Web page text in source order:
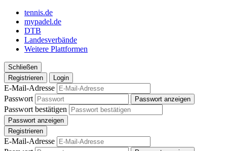
tennis.de
mypadel.de
DTB
Landesverbände
Weitere Plattformen
Schließen
Registrieren
Login
E-Mail-Adresse
Passwort
Passwort anzeigen
Passwort bestätigen
Passwort anzeigen
Registrieren
E-Mail-Adresse